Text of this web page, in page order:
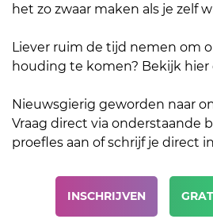
het zo zwaar maken als je zelf
Liever ruim de tijd nemen om
houding te komen? Bekijk hier
Nieuwsgierig geworden naar
Vraag direct via onderstaande
proefles aan of schrijf je direct
INSCHRIJVEN